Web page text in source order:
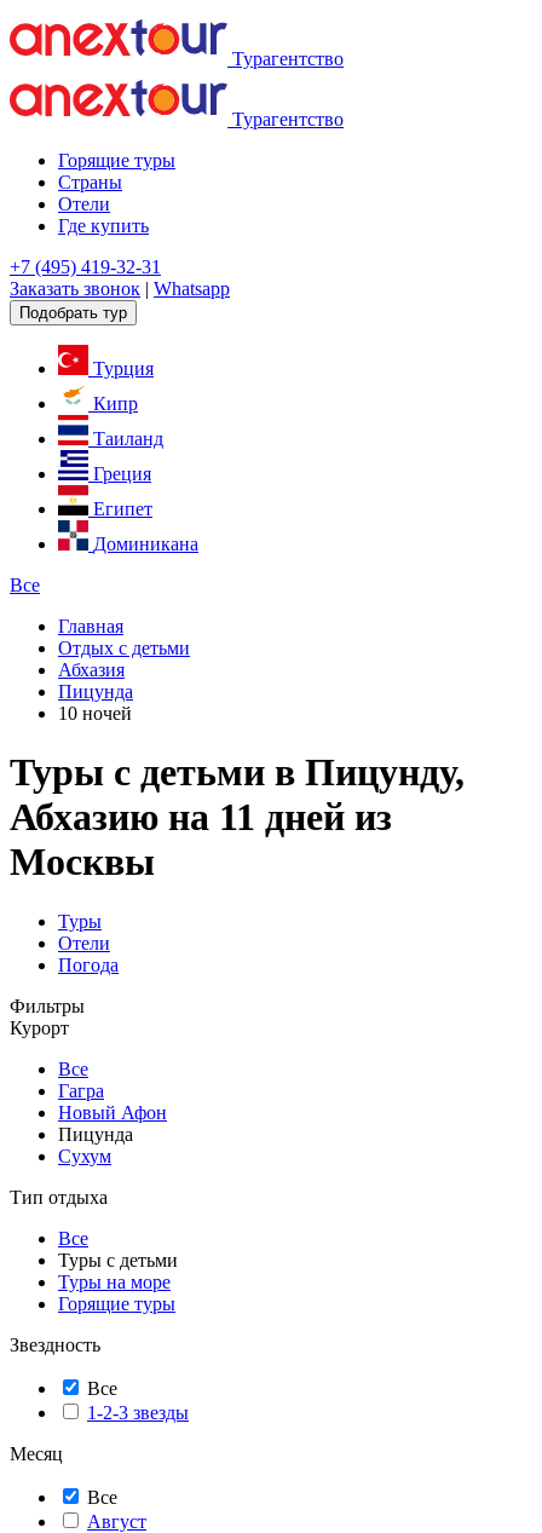
Турагентство
Турагентство
Горящие туры
Страны
Отели
Где купить
+7 (495) 419-32-31
Заказать звонок | Whatsapp
Подобрать тур
Турция
Кипр
Таиланд
Греция
Египет
Доминикана
Все
Главная
Отдых с детьми
Абхазия
Пицунда
10 ночей
Туры с детьми в Пицунду,
Абхазию на 11 дней из
Москвы
Туры
Отели
Погода
Фильтры
Курорт
Все
Гагра
Новый Афон
Пицунда
Сухум
Тип отдыха
Все
Туры с детьми
Туры на море
Горящие туры
Звездность
Все
1-2-3 звезды
Месяц
Все
Август